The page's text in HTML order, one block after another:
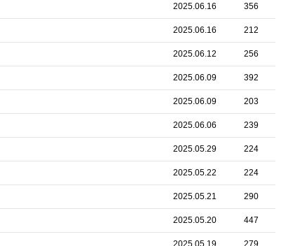
2025.06.16 356
2025.06.16 212
2025.06.12 256
2025.06.09 392
2025.06.09 203
2025.06.06 239
2025.05.29 224
2025.05.22 224
2025.05.21 290
2025.05.20 447
2025.05.19 279